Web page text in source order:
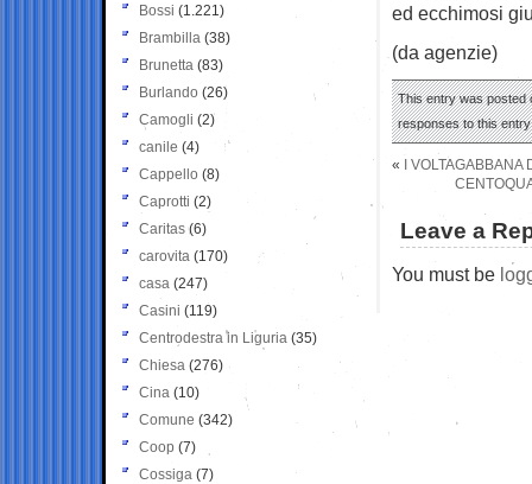
ed ecchimosi
(da agenzie)
This entry was posted
responses to this
«
I
Leave a
You must be
Bossi (1.221)
Brambilla (38)
Brunetta (83)
Burlando (26)
Camogli (2)
canile (4)
Cappello (8)
Caprotti (2)
Caritas (6)
carovita (170)
casa (247)
Casini (119)
Centrodestra in Liguria (35)
Chiesa (276)
Cina (10)
Comune (342)
Coop (7)
Cossiga (7)